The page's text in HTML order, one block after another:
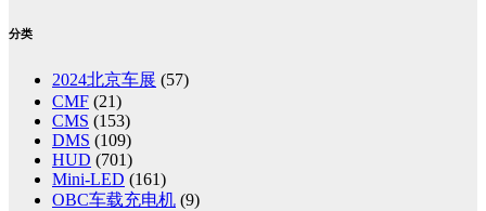
分类
2024北京车展 (57)
CMF (21)
CMS (153)
DMS (109)
HUD (701)
Mini-LED (161)
OBC车载充电机 (9)